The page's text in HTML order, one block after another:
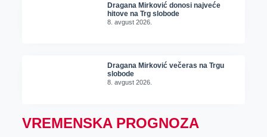
Dragana Mirković donosi najveće
hitove na Trg slobode
8. avgust 2026.
Dragana Mirković večeras na Trgu
slobode
8. avgust 2026.
VREMENSKA PROGNOZA